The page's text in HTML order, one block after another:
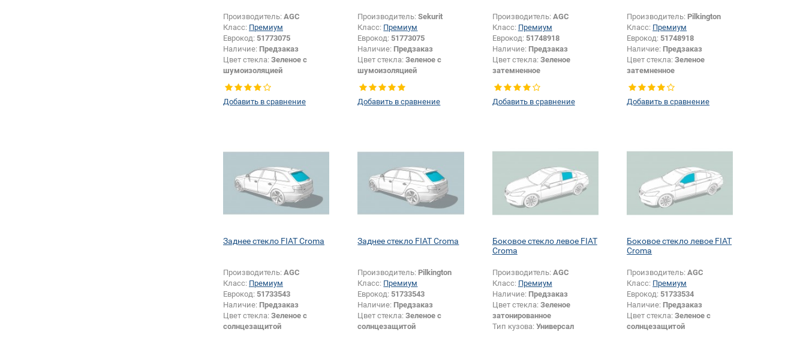
Производитель: AGC
Класс: Премиум
Еврокод: 51773075
Наличие: Предзаказ
Цвет стекла: Зеленое с
шумоизоляцией
Появление или изменение
логотипа безопасности:
Добавить в сравнение
Производитель:Sekurit
Класс: Премиум
Еврокод: 51773075
Наличие: Предзаказ
Цвет стекла:Зеленое с
шумоизоляцией
Появление или изменение
логотипа безопасности:
Добавить в сравнение
Производитель: AGC
Класс: Премиум
Еврокод: 51748918
Наличие: Предзаказ
Цвет стекла: Зеленое
затемненное
Тип стекла:Заднее стекло
Добавить в сравнение
Производитель: Pilkington
Класс: Премиум
Еврокод: 51748918
Наличие: Предзаказ
Цвет стекла:Зеленое
затемненное
Тип стекла:Заднее стекло
Добавить в сравнение
Заднее стекло FIAT Croma
Производитель: AGC
Класс: Премиум
Еврокод: 51733543
Наличие: Предзаказ
Цвет стекла: Зеленое с
солнцезащитой
Заднее стекло FIAT Croma
Производитель: Pilkington
Класс: Премиум
Еврокод: 51733543
Наличие: Предзаказ
Цвет стекла:Зеленое с
солнцезащитой
Боковое стекло левое FIAT
Croma
Производитель: AGC
Класс: Премиум
Наличие: Предзаказ
Цвет стекла: Зеленое
затонированное
Тип кузова: Универсал
Боковое стекло левое FIAT
Croma
Производитель:AGC
Класс: Премиум
Еврокод: 51733534
Наличие: Предзаказ
Цвет стекла:Зеленое с
солнцезащитой